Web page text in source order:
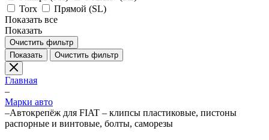
Torx
Прямой (SL)
Показать все
Показать
Очистить фильтр
Показать
Очистить фильтр
Главная
–
Марки авто
–Автокрепёж для FIAT – клипсы пластиковые, пистоны
распорные и винтовые, болты, саморезы